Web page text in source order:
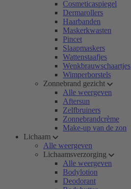
Cosmeticaspiegel
Dermarollers
Haarbanden
Maskerkwasten
Pincet
Slaapmaskers
Wattenstaafjes
Wenkbrauwschaartjes
Wimperborstels
Zonnebrand gezicht
Alle weergeven
Aftersun
Zelfbruiners
Zonnebrandcrème
Make-up van de zon
Lichaam
Alle weergeven
Lichaamsverzorging
Alle weergeven
Bodylotion
Deodorant